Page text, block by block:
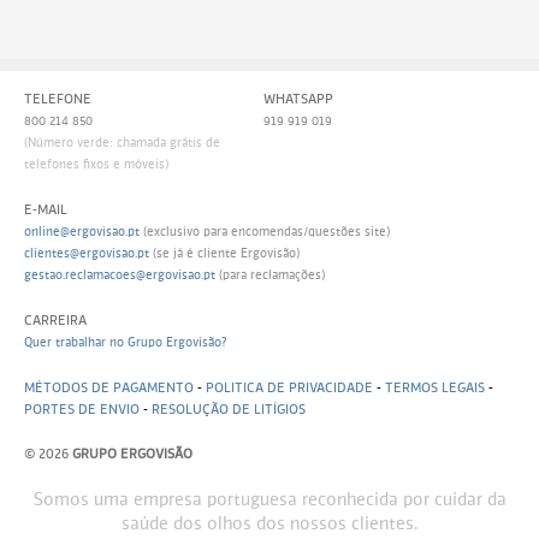
TELEFONE
800 214 850
(Número verde: chamada grátis de
telefones fixos e móveis)
WHATSAPP
919 919 019
E-MAIL
online@ergovisao.pt (exclusivo para encomendas/questões site)
clientes@ergovisao.pt (se já é cliente Ergovisão)
gestao.reclamacoes@ergovisao.pt (para reclamações)
CARREIRA
Quer trabalhar no Grupo Ergovisão?
MÉTODOS DE PAGAMENTO - POLITICA DE PRIVACIDADE - TERMOS LEGAIS -
PORTES DE ENVIO - RESOLUÇÃO DE LITÍGIOS
© 2026 GRUPO ERGOVISÃO
Somos uma empresa portuguesa reconhecida por cuidar da
saúde dos olhos dos nossos clientes.